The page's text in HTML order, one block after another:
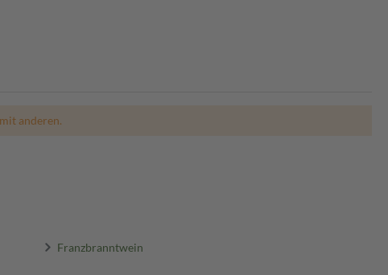
anderen.
Franzbranntwein